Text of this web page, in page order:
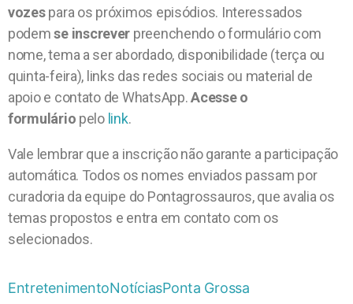
vozespara os próximos episódios. Interessados
podemse inscrever preenchendo o formulário com
nome, tema a ser abordado, disponibilidade (terça ou
quinta-feira), links das redes sociais ou material de
apoio e contato de WhatsApp.Acesse o
formulário pelo link.
Vale lembrar que a inscrição não garante a participação
automática. Todos os nomes enviados passam por
curadoria da equipe do Pontagrossauros, que avalia os
temas propostos e entra em contato com os
selecionados.
EntretenimentoNotíciasPonta Grossa